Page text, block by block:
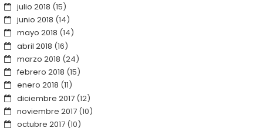
julio 2018 (15)
junio 2018 (14)
mayo 2018 (14)
abril 2018 (16)
marzo 2018 (24)
febrero 2018 (15)
enero 2018 (11)
diciembre 2017(12)
noviembre 2017(10)
octubre 2017(10)